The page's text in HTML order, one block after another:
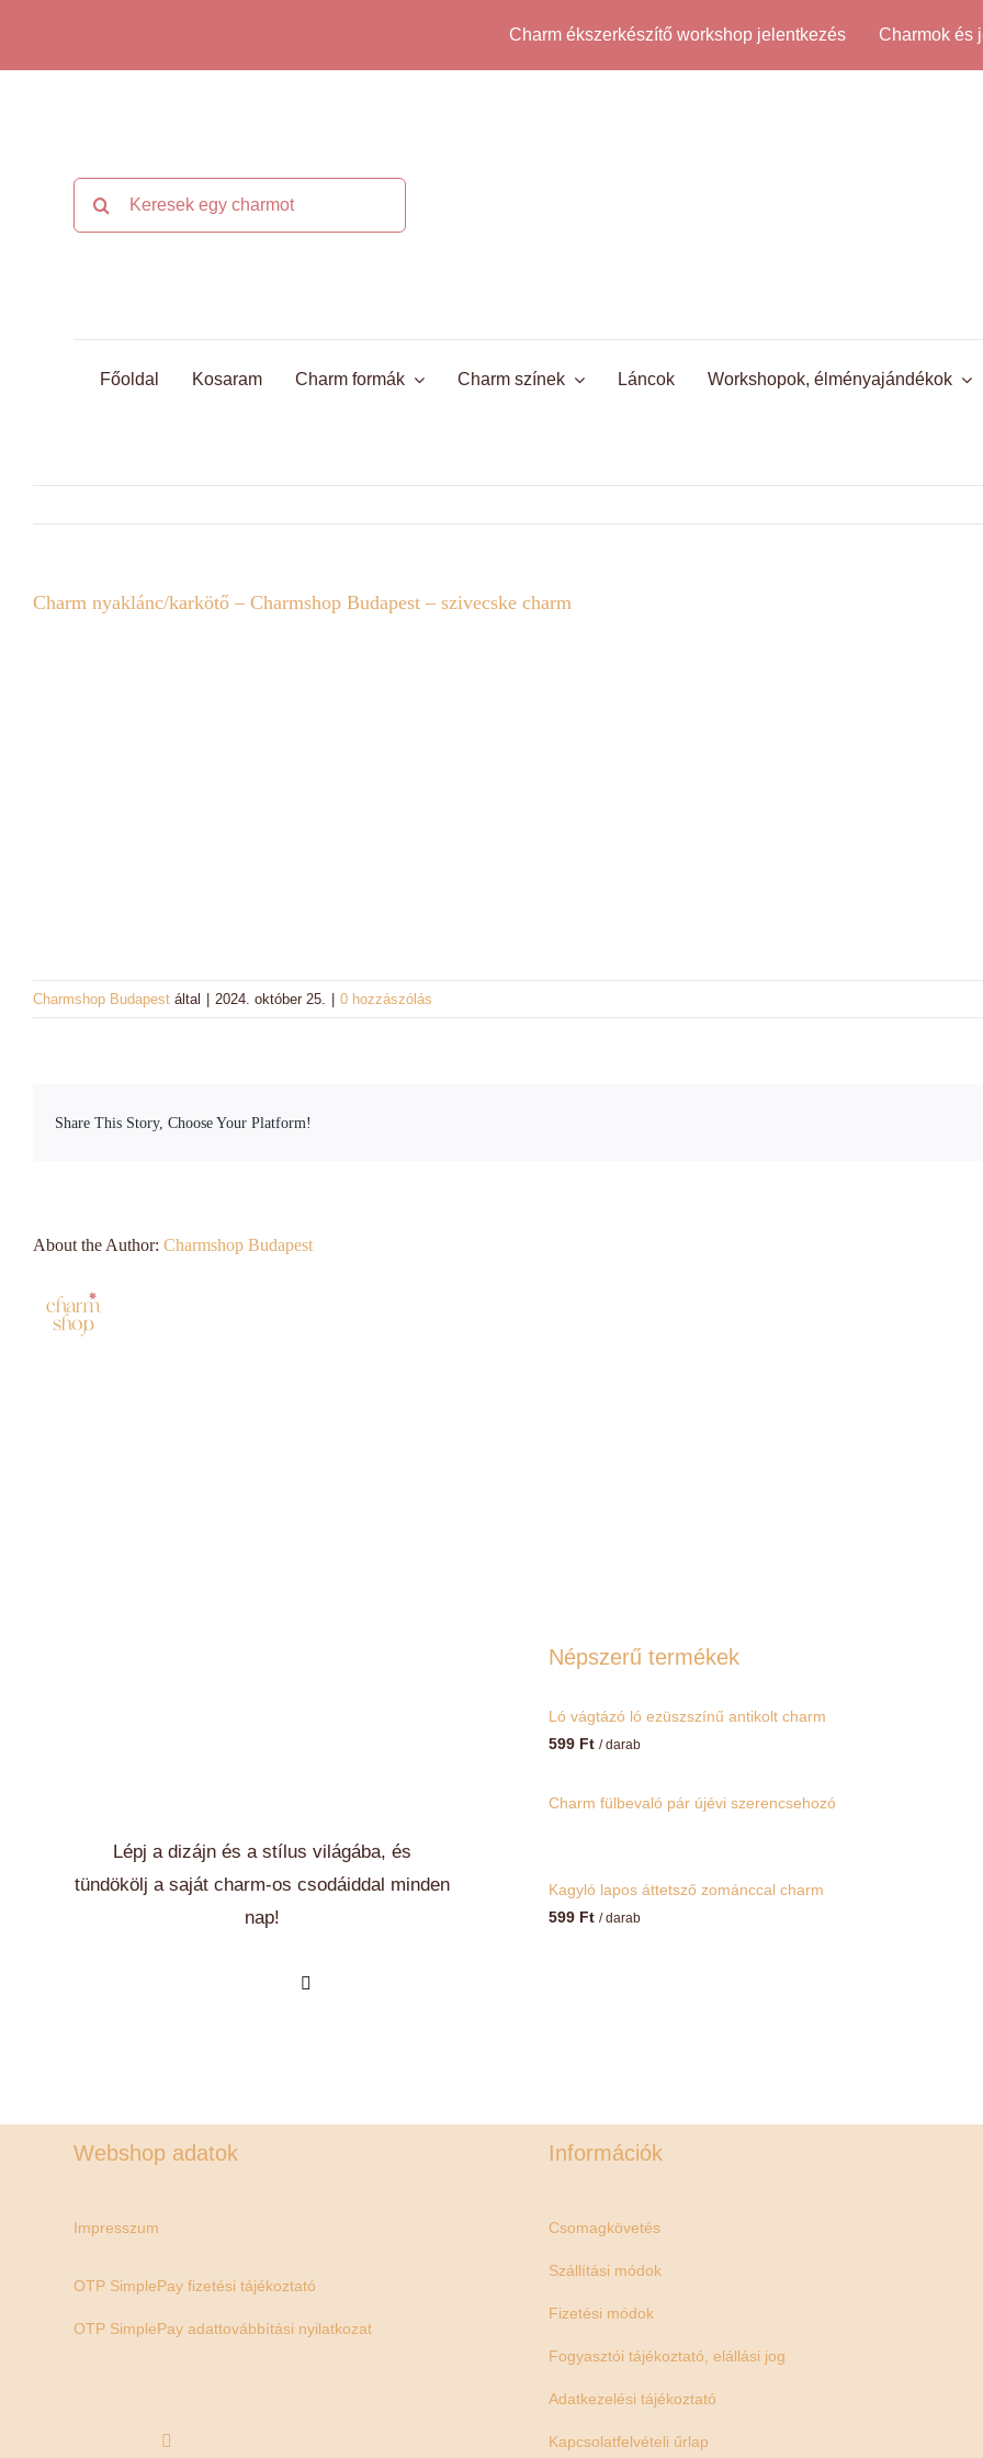
Charm ékszerkészítő workshop jelentkezés Charmok és
Keresés...
Főoldal Kosaram Charm formák Charm színek Láncok Workshopok, élményajándékok
Charm nyaklánc/karkötő – Charmshop Budapest – szivecske charm
Charmshop Budapest által 2024. október 25. 0 hozzászólás
Share This Story, Choose Your Platform!
About the Author: Charmshop Budapest
Lépj a dizájn és a stílus világába, és
tündökölj a saját charm-os csodáiddal minden
nap!
Népszerű termékek
Ló vágtázó ló ezüszszínű antikolt charm
599 Ft / darab
Charm fülbevaló pár újévi szerencsehozó
Kagyló lapos áttetsző zománccal charm
599 Ft / darab
Webshop adatok
Impresszum
OTP SimplePay fizetési tájékoztató
OTP SimplePay adattovábbítási nyilatkozat
Információk
Csomagkövetés
Szállítási módok
Fizetési módok
Fogyasztói tájékoztató, elállási jog
Adatkezelési tájékoztató
Kapcsolatfelvételi űrlap